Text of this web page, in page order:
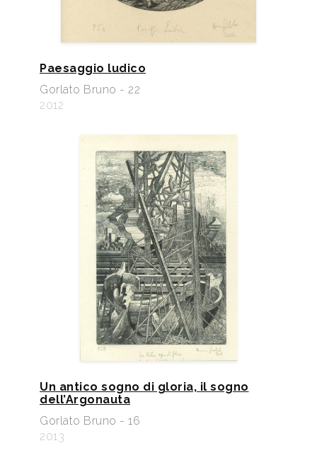
Paesaggio ludico
Gorlato Bruno - 22
2012
Un antico sogno di gloria, il sogno
dell’Argonauta
Gorlato Bruno - 16
2013